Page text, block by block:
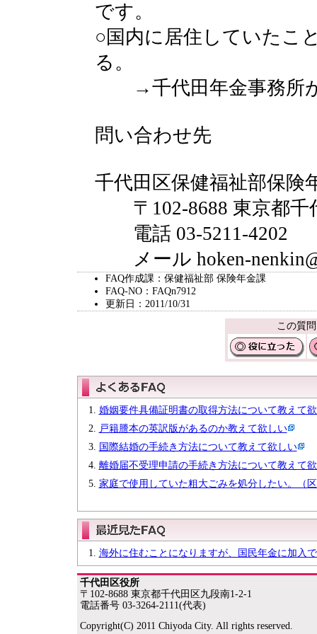
です。
○国内に居住していたこ
る。
→千代田年金事務所
問い合わせ先
千代田区保健福祉部保
〒102-8688 東京都千
電話 03-5211-4202
メール hoken-
FAQ作成課：保健福祉部 保険年金課
FAQ-NO：FAQn7912
更新日：2011/10/31
この質
婚姻要件具備証明書の取得方法について教えて
戸籍謄本の英訳版があるのか教えて欲しい
国際結婚の手続き方法について教えて欲しい
離婚届不受理申請の手続き方法について教えて
家庭で使用していた粗大ごみを処分したい。（
海外に住むことになりますが、国民年金に加入
千代田区役所
〒102-8688 東京都千代田区九段南1-2-1
電話番号 03-3264-2111(代表)
Copyright(C) 2011 Chiyoda City. All rights reserved.